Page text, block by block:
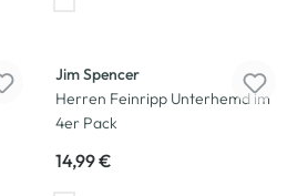
Jim Spencer
Herren Feinripp Unterhemd im
4er Pack
14,99 €